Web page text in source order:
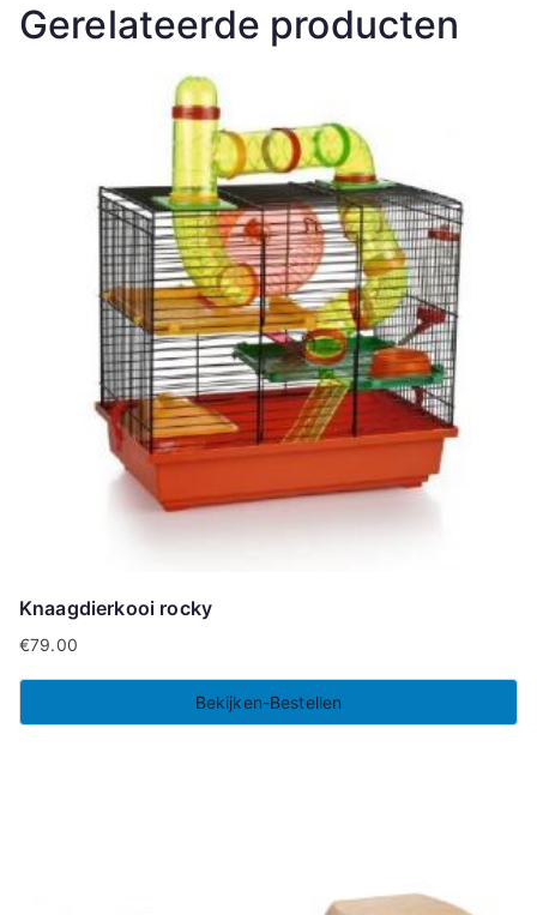
Gerelateerde producten
Knaagdierkooi rocky
€79.00
Bekijken-Bestellen